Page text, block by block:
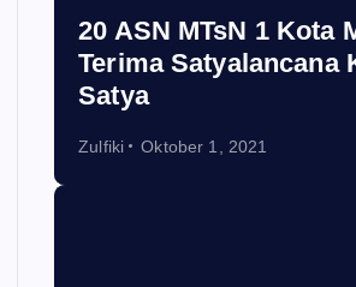
20 ASN MTsN 1 Kota
Terima Satyalancana
Satya
Zulfiki Oktober 1, 2021